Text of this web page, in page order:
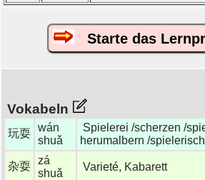
Starte das
Vokabeln
玩耍 wán
shuǎ
Spielerei /scherzen /
herumalbern /spielerisch
杂耍 zá
shuǎ
Varieté, Kabarett